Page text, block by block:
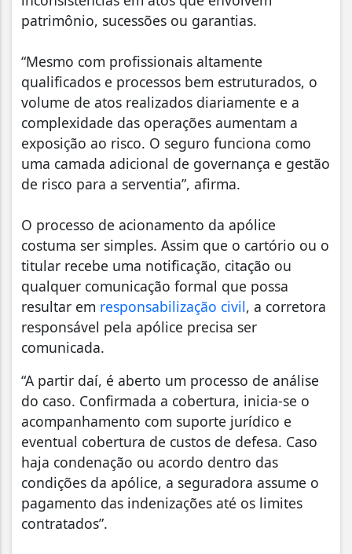
patrimônio, sucessões ou garantias.
“Mesmo com profissionais altamente
qualificados e processos bem estruturados, o
volume de atos realizados diariamente e a
complexidade das operações aumentam a
exposição ao risco. O seguro funciona como
uma camada adicional de governança e gestão
de risco para a serventia”, afirma.
O processo de acionamento da apólice
costuma ser simples. Assim que o cartório ou o
titular recebe uma notificação, citação ou
qualquer comunicação formal que possa
resultar em responsabilização civil, a corretora
responsável pela apólice precisa ser
comunicada.
“A partir daí, é aberto um processo de análise
do caso. Confirmada a cobertura, inicia-se o
acompanhamento com suporte jurídico e
eventual cobertura de custos de defesa. Caso
haja condenação ou acordo dentro das
condições da apólice, a seguradora assume o
pagamento das indenizações até os limites
contratados”.